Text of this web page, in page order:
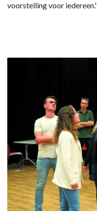
voorstelling voor iedereen.'